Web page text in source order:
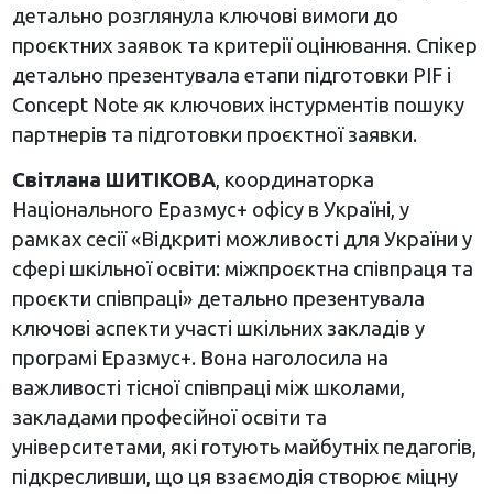
детально розглянула ключові вимоги до
проєктних заявок та критерії оцінювання. Спікер
детально презентувала етапи підготовки PIF і
Concept Note як ключових інстурментів пошуку
партнерів та підготовки проєктної заявки.
Світлана ШИТІКОВА, координаторка
Національного Еразмус+ офісу в Україні, у
рамках сесії «Відкриті можливості для України у
сфері шкільної освіти: міжпроєктна співпраця та
проєкти співпраці» детально презентувала
ключові аспекти участі шкільних закладів у
програмі Еразмус+. Вона наголосила на
важливості тісної співпраці між школами,
закладами професійної освіти та
університетами, які готують майбутніх педагогів,
підкресливши, що ця взаємодія створює міцну